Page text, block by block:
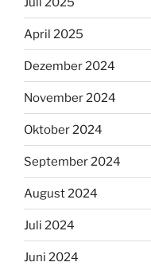
April 2025
Dezember 2024
November 2024
Oktober 2024
September 2024
August 2024
Juli 2024
Juni 2024